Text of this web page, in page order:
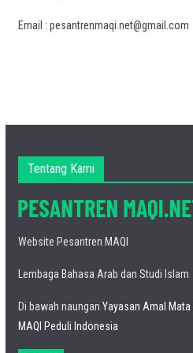
Email : pesantrenmaqi.net@gmail.com
Tentang Kami
Website Pesantren MAQI
Lembaga Bahasa Arab dan Studi Islam
Di bawah naungan Yayasan Amal Mata
MAQI Peduli Indonesia